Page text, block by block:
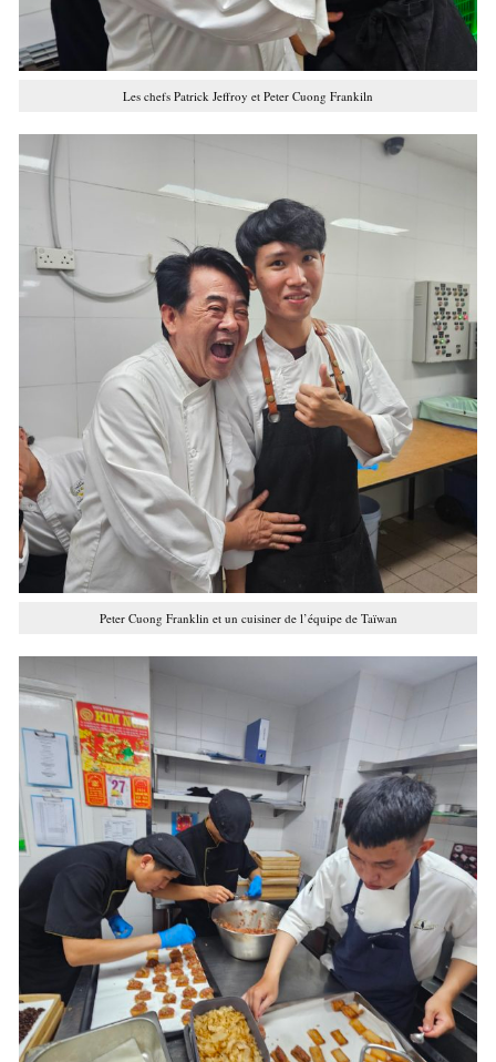
Les chefs Patrick Jeffroy et Peter Cuong Frankiln
Peter Cuong Franklin et un cuisiner de l’équipe de Taïwan